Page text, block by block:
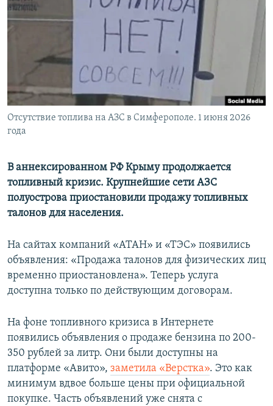
ПОБЕДИТЕЛЕЙ НЕ СУДЯТ?
КРЫМ.НЕПОКОРЕННЫЙ
ELIFBE
УКРАИНСКАЯ ПРОБЛЕМА КРЫМА
ПРИСОЕДИНЯЙТЕСЬ!
Все сайты RFE/RL
Отсутствие топлива на АЗС в Симферополе. 1 июня 2026
года
В аннексированном РФ Крыму продолжается
топливный кризис. Крупнейшие сети АЗС
полуострова приостановили продажу топливных
талонов для населения.
На сайтах компаний «АТАН» и «ТЭС» появились
объявления: «Продажа талонов для физических лиц
временно приостановлена». Теперь услуга
доступна только по действующим договорам.
На фоне топливного кризиса в Интернете
появились объявления о продаже бензина по 200-
350 рублей за литр. Они были доступны на
платформе «Авито», заметила «Верстка». Это как
минимум вдвое больше цены при официальной
покупке. Часть объявлений уже снята с